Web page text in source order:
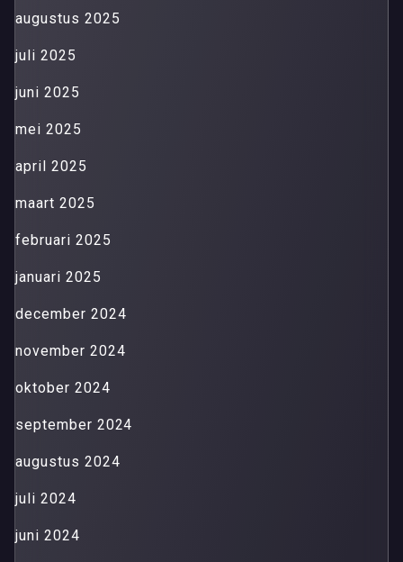
augustus 2025
juli 2025
juni 2025
mei 2025
april 2025
maart 2025
februari 2025
januari 2025
december 2024
november 2024
oktober 2024
september 2024
augustus 2024
juli 2024
juni 2024